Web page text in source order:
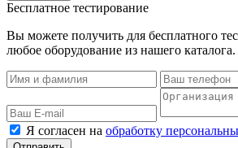
Бесплатное тестирование
Вы можете получить для бесплатного
любое оборудование из нашего каталога.
Я согласен на обработку